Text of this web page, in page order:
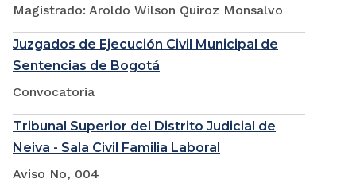
Magistrado: Aroldo Wilson Quiroz Monsalvo
Juzgados de Ejecución Civil Municipal de
Sentencias de Bogotá
Convocatoria
Tribunal Superior del Distrito Judicial de
Neiva - Sala Civil Familia Laboral
Aviso No, 004